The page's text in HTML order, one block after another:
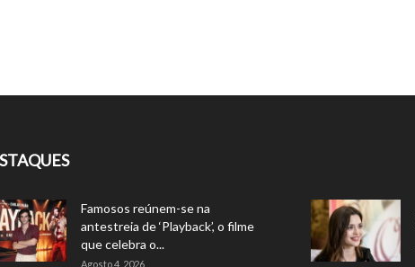
Famosos reúnem-se na
antestreia de ‘Playback’, o filme
que celebra o...
Agosto 4, 2026